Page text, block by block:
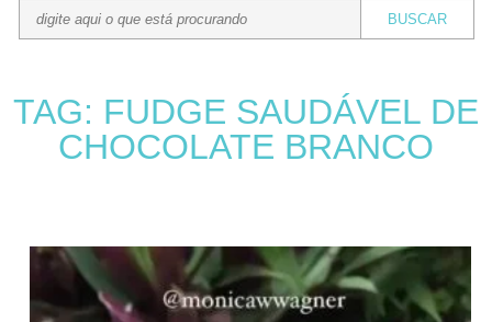
TAG: FUDGE SAUDÁVEL DE
CHOCOLATE BRANCO